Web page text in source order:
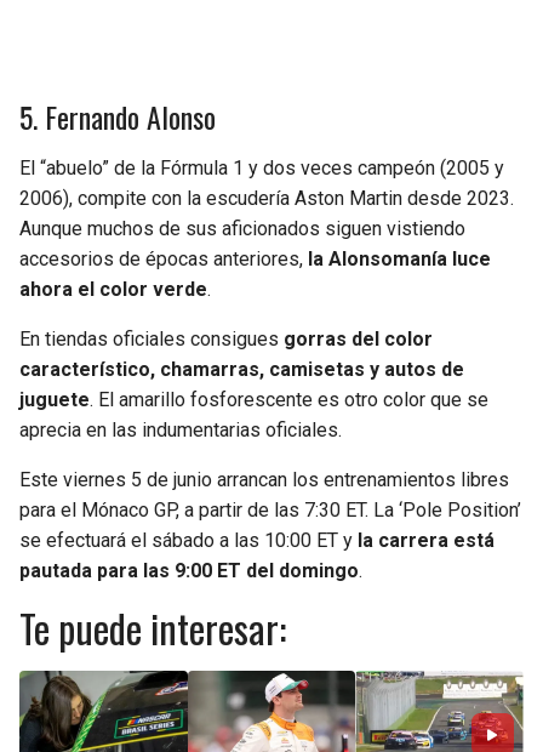
5. Fernando Alonso
El “abuelo” de la Fórmula 1 y dos veces campeón (2005 y
2006), compite con la escudería Aston Martin desde 2023.
Aunque muchos de sus aficionados siguen vistiendo
accesorios de épocas anteriores, la Alonsomanía luce
ahora el color verde.
En tiendas oficiales consigues gorras del color
característico, chamarras, camisetas y autos de
juguete. El amarillo fosforescente es otro color que se
aprecia en las indumentarias oficiales.
Este viernes 5 de junio arrancan los entrenamientos libres
para el Mónaco GP, a partir de las 7:30 ET. La ‘Pole Position’
se efectuará el sábado a las 10:00 ET y la carrera está
pautada para las 9:00 ET del domingo.
Te puede interesar: